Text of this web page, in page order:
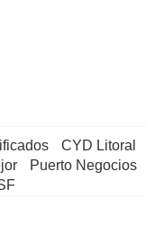
CYD Litoral
Puerto Negocios